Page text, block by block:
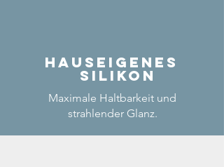
Hauseigenes
Silikon
Maximale Haltbarkeit und
strahlender Glanz.